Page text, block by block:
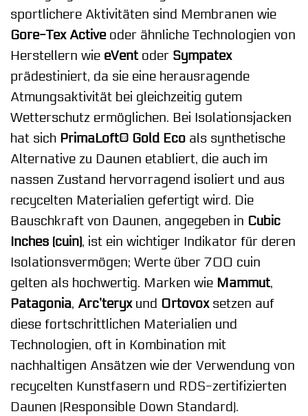
sportlichere Aktivitäten sind Membranen wie
Gore-Tex Activeoder ähnliche Technologien von
Herstellern wie eVentoder Sympatex
prädestiniert, da sie eine herausragende
Atmungsaktivität bei gleichzeitig gutem
Wetterschutz ermöglichen. Bei Isolationsjacken
hat sich PrimaLoft® Gold Eco als synthetische
Alternative zu Daunen etabliert, die auch im
nassen Zustand hervorragend isoliert und aus
recycelten Materialien gefertigt wird. Die
Bauschkraft von Daunen, angegeben in Cubic
Inches (cuin), ist ein wichtiger Indikator für deren
Isolationsvermögen; Werte über 700 cuin
gelten als hochwertig. Marken wie Mammut,
Patagonia, Arc’teryxund Ortovoxsetzen auf
diese fortschrittlichen Materialien und
Technologien, oft in Kombination mit
nachhaltigen Ansätzen wie der Verwendung von
recycelten Kunstfasern und RDS-zertifizierten
Daunen (Responsible Down Standard).